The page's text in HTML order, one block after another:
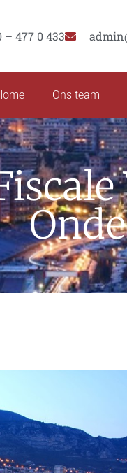
– 477 0 433
Ons team